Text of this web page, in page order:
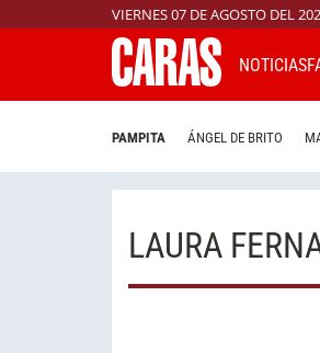
VIERNES 07 DE AGOSTO DEL
NOTICIAS
PAMPITA ÁNGEL DE BRITO
LAURA